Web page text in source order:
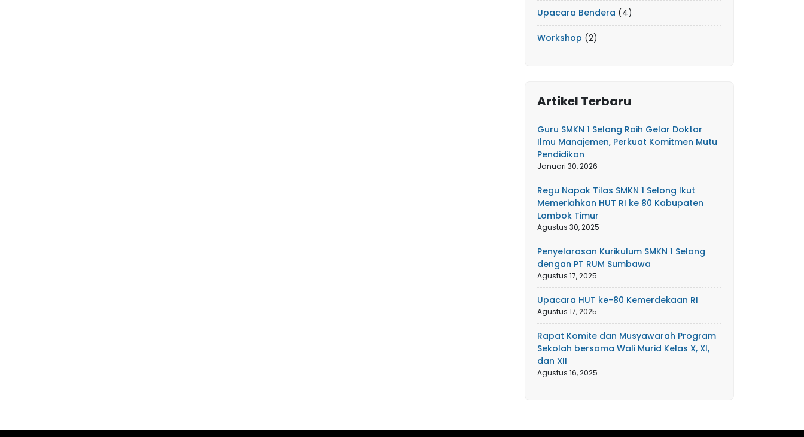
Upacara Bendera (4)
Workshop (2)
Artikel Terbaru
Guru SMKN 1 Selong Raih Gelar Doktor
Ilmu Manajemen, Perkuat Komitmen Mutu
Pendidikan
Januari 30, 2026
Regu Napak Tilas SMKN 1 Selong Ikut
Memeriahkan HUT RI ke 80 Kabupaten
Lombok Timur
Agustus 30, 2025
Penyelarasan Kurikulum SMKN 1 Selong
dengan PT RUM Sumbawa
Agustus 17, 2025
Upacara HUT ke-80 Kemerdekaan RI
Agustus 17, 2025
Rapat Komite dan Musyawarah Program
Sekolah bersama Wali Murid Kelas X, XI,
dan XII
Agustus 16, 2025